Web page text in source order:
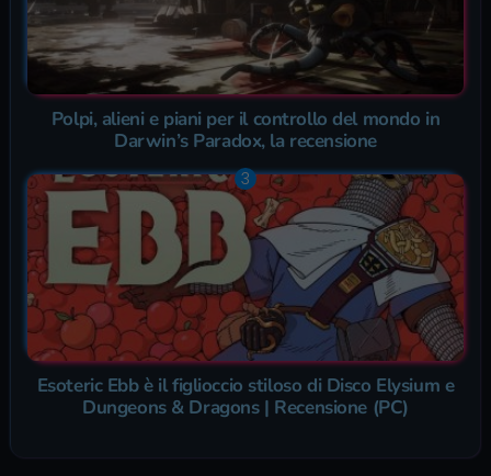
Polpi, alieni e piani per il controllo del mondo in
Darwin’s Paradox, la recensione
Esoteric Ebb è il figlioccio stiloso di Disco Elysium e
Dungeons & Dragons | Recensione (PC)